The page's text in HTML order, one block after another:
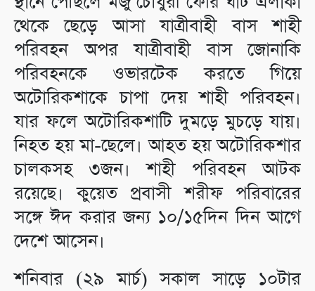
থেকে ছেড়ে আসা যাত্রীবাহী বাস শাহী
পরিবহন অপর যাত্রীবাহী বাস জোনাকি
পরিবহনকে ওভারটেক করতে গিয়ে
অটোরিকশাকে চাপা দেয় শাহী পরিবহন।
যার ফলে অটোরিকশাটি দুমড়ে মুচড়ে যায়।
নিহত হয় মা-ছেলে। আহত হয় অটোরিকশার
চালকসহ ৩জন। শাহী পরিবহন আটক
রয়েছে। কুয়েত প্রবাসী শরীফ পরিবারের
সঙ্গে ঈদ করার জন্য ১০/১৫দিন দিন আগে
দেশে আসেন।
শনিবার (২৯ মার্চ) সকাল সাড়ে ১০টার